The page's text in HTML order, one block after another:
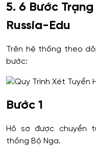
5. 6 Bước
Russia-Edu
Trên hệ thống theo
bước:
Bước 1
Hồ sơ được chuyển
thống Bộ Nga.